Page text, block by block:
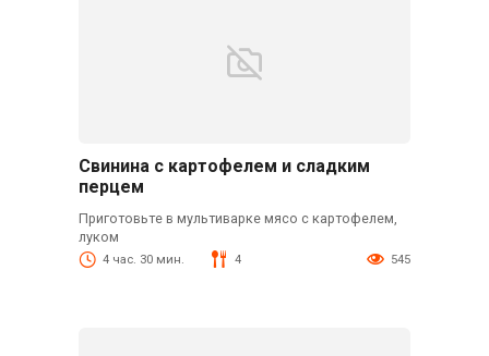
Свинина с картофелем и сладким
перцем
Приготовьте в мультиварке мясо с картофелем,
луком
4 час. 30 мин. 4 545